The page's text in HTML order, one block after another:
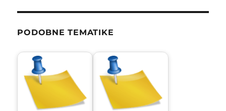
PODOBNE TEMATIKE